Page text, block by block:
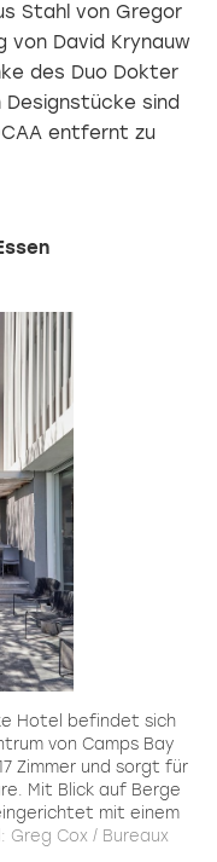
Stahl von Gregor
von David Krynauw
des Duo Dokter
sind
entfernt zu
Hotel befindet sich
von Camps Bay
Zimmer und sorgt für
Mit Blick auf Berge
mit einem
Greg Cox / Bureaux